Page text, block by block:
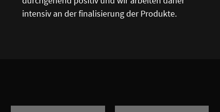
intensiv an der finalisierung der Produkte.